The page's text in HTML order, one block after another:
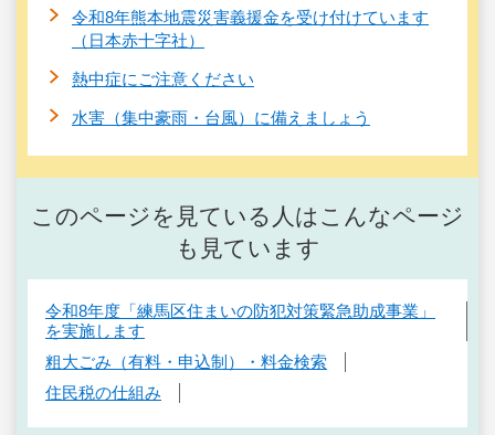
令和8年熊本地震災害義援金を受け付けています
（日本赤十字社）
熱中症にご注意ください
水害（集中豪雨・台風）に備えましょう
このページを見ている人はこんなページ
も見ています
令和8年度「練馬区住まいの防犯対策緊急助成事業」
を実施します
粗大ごみ（有料・申込制）・料金検索
住民税の仕組み